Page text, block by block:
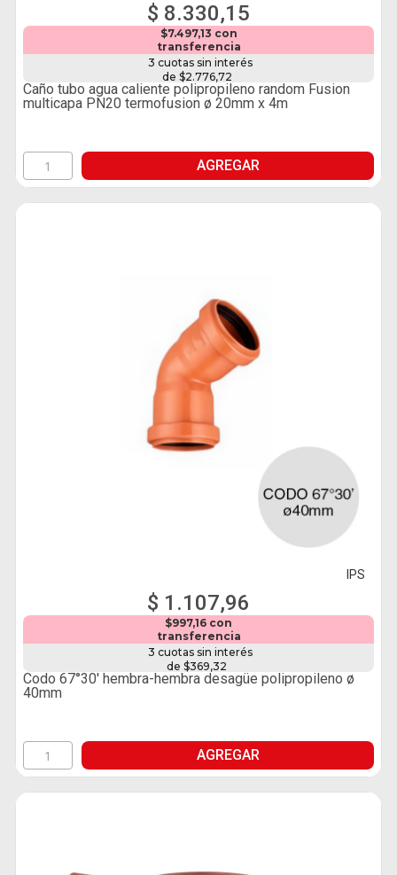
$ 8.330,15
$7.497,13 con
transferencia
3 cuotas sin interés
de $2.776,72
Caño tubo agua caliente polipropileno random Fusion
multicapa PN20 termofusion ø 20mm x 4m
AGREGAR
IPS
$ 1.107,96
$997,16 con
transferencia
3 cuotas sin interés
de $369,32
Codo 67°30' hembra-hembra desagüe polipropileno ø
40mm
AGREGAR